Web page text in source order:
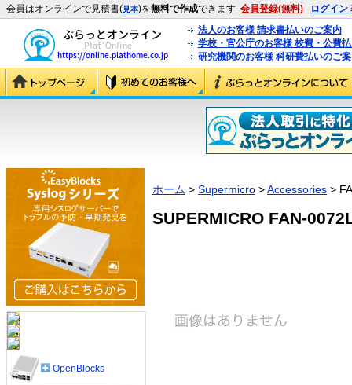
会員はオンラインで見積書(見本)を無料で作成できます 会員登録(無料) ログイン
法人のお客様 請求書払いのご案内
学校・官公庁のお客様 校費・公費
研究機関のお客様 科研費払いのご
ホーム > Supermicro >Accessories >
SUPERMICRO FAN-
OpenBlocks